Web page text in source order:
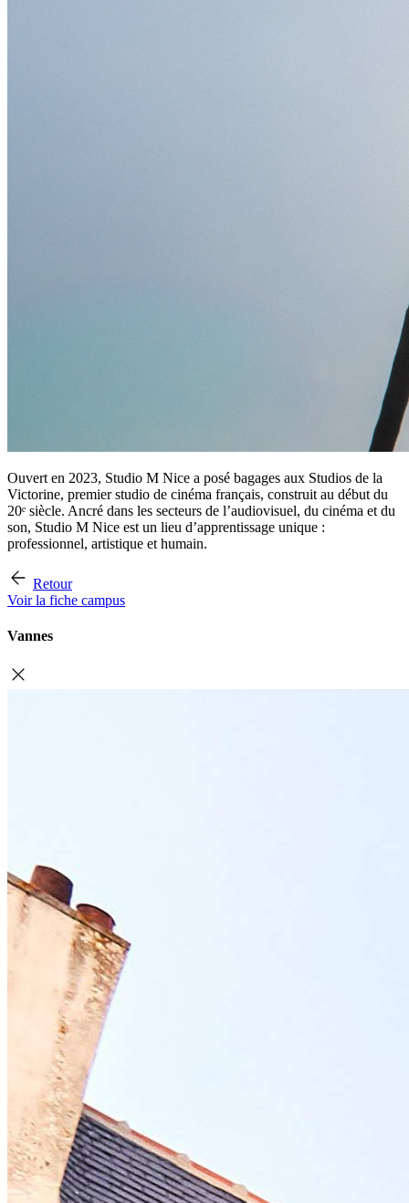
Ouvert en 2023, Studio M Nice a posé bagages aux Studios de la
Victorine, premier studio de cinéma français, construit au début du
20ᵉ siècle. Ancré dans les secteurs de l’audiovisuel, du cinéma et du
son, Studio M Nice est un lieu d’apprentissage unique :
professionnel, artistique et humain.
Retour
Voir la fiche campus
Vannes